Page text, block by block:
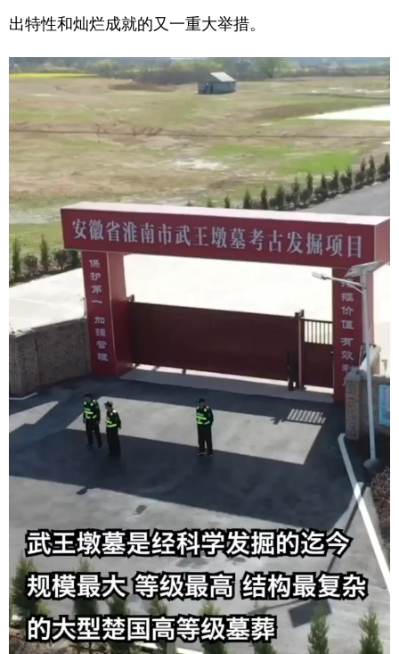
出特性和灿烂成就的又一重大举措。